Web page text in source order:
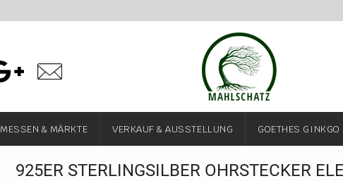
MESSEN & MÄRKTE VERKAUF & AUSSTELLUNG GOETHES GINKGO
925ER STERLINGSILBER OHRSTECKER